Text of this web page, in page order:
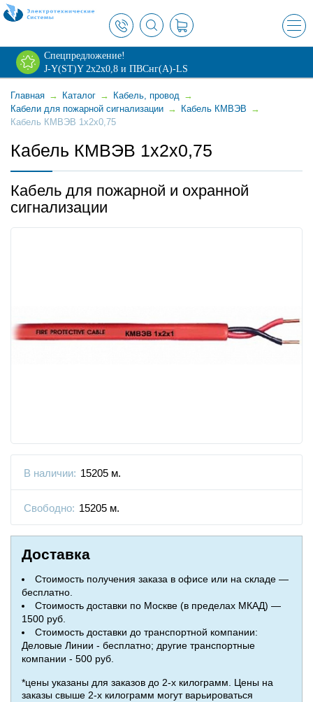
×
Спецпредложение!
J-Y(ST)Y 2х2х0,8 и ПВСнг(А)-LS
Главная → Каталог → Кабель, провод →
Кабели для пожарной сигнализации → Кабель КМВЭВ →
Кабель КМВЭВ 1х2х0,75
Кабель КМВЭВ 1х2х0,75
Кабель для пожарной и охранной
сигнализации
В наличии: 15205 м.
Свободно: 15205 м.
Доставка
Стоимость получения заказа в офисе или на складе —
бесплатно.
Стоимость доставки по Москве (в пределах МКАД) —
1500 руб.
Стоимость доставки до транспортной компании:
Деловые Линии - бесплатно; другие транспортные
компании - 500 руб.
*цены указаны для заказов до 2-х килограмм. Цены на
заказы свыше 2-х килограмм могут варьироваться